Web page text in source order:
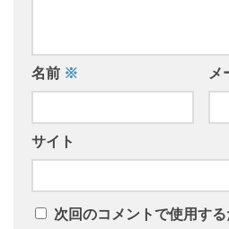
名前 ※ メ
サイト
次回のコメントで使用す